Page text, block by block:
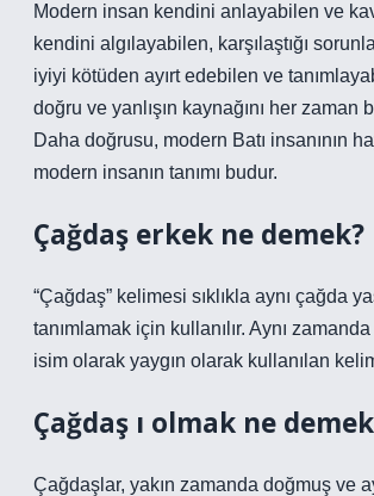
Modern insan kendini anlayabilen ve
kendini algılayabilen, karşılaştığı
iyiyi kötüden ayırt edebilen ve
doğru ve yanlışın kaynağını her zaman
Daha doğrusu, modern Batı insanının
modern insanın tanımı budur.
Çağdaş erkek ne demek?
“Çağdaş” kelimesi sıklıkla aynı çağda
tanımlamak için kullanılır. Aynı
isim olarak yaygın olarak kullanılan
Çağdaş ı olmak ne
Çağdaşlar, yakın zamanda doğmuş ve